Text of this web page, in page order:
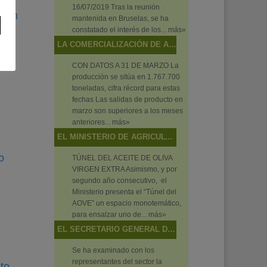
16/07/2019 Tras la reunión
mantenida en Bruselas, se ha
constatado el interés de los... más»
LA COMERCIALIZACIÓN DE ACEITE DE OLIVA ALCANZA NIVELES MÁXIMOS EN EL ECUADOR DE LA CAMPAÑA
CON DATOS A 31 DE MARZO La
producción se sitúa en 1.767.700
toneladas, cifra récord para estas
fechas Las salidas de producto en
marzo son superiores a los meses
anteriores... más»
EL MINISTERIO DE AGRICULTURA, PESCA Y ALIMENTACIÓN PROMOCIONA BAJO EL CONCEPTO “ALIMENTOS DE ESPAÑA” LOS VINOS, ACEITES Y PRODUCTOS PESQUEROS EN EL SALÓN DE GOURMETS 2019
TÚNEL DEL ACEITE DE OLIVA
VIRGEN EXTRA Asimismo, y por
segundo año consecutivo, el
Ministerio presenta el “Túnel del
AOVE” un espacio monotemático,
para ensalzar uno de... más»
EL SECRETARIO GENERAL DE AGRICULTURA Y ALIMENTACIÓN PRESIDE LA MESA SECTORIAL DE ACEITE DE OLIVA Y ACEITUNA DE MESA
Se ha examinado con los
representantes del sector la